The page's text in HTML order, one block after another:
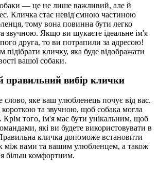
— це не лише важливий, але й
Кличка стає невід'ємною частиною
тому вона повинна бути легко
звучною. Якщо ви шукаєте ідеальне ім'я
друга, то ви потрапили за адресою!
кличку, яка буде відображати
вашої собаки.
вибір клички
яке ваш улюбленець почує від вас.
та звучною, щоб собака могла
Крім того, ім'я має бути унікальним, щоб
які ви будете використовувати в
кличка допоможе встановити
між вами та вашим улюбленцем, а також
більш комфортним.